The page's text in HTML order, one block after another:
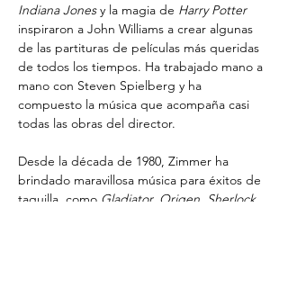
Indiana Jones y la magia de Harry Potter
inspiraron a John Williams a crear algunas
de las partituras de películas más queridas
de todos los tiempos. Ha trabajado mano a
mano con Steven Spielberg y ha
compuesto la música que acompaña casi
todas las obras del director.
Desde la década de 1980, Zimmer ha
brindado maravillosa música para éxitos de
taquilla, como Gladiator, Origen, Sherlock